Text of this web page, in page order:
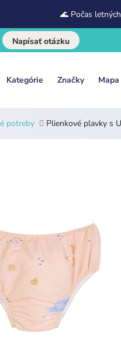
🌊 Počas
Napísať otázku
Kategórie Značky
potreby Plienkové plavky s